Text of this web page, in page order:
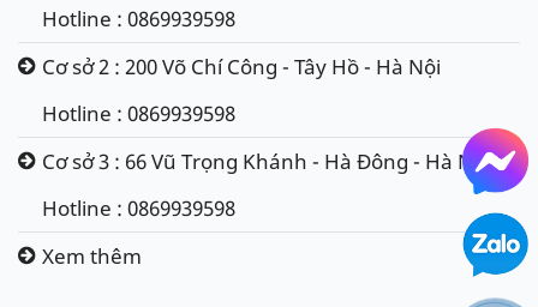
Hotline : 0869939598
Cơ sở 2 : 200 Võ Chí Công - Tây Hồ - Hà Nội
Hotline : 0869939598
Cơ sở 3 : 66 Vũ Trọng Khánh - Hà Đông - Hà Nội
Hotline : 0869939598
Xem thêm